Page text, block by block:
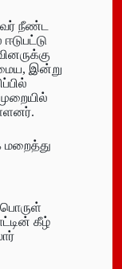
நீண்ட
இன்று
மறைத்து
கீழ்